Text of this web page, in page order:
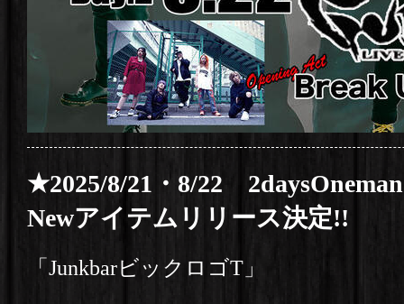
★2025/8/21・8/22
Newアイテムリリース決定!!
「JunkbarビックロゴT」